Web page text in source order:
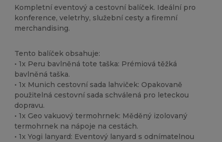
Kompletní eventový a cestovní balíček. Ideální pro
konference, veletrhy, služební cesty a firemní
merchandising.
Tento balíček obsahuje:
• 1x Peru bavlněná tote taška: Prémiová těžká
bavlněná taška.
• 1x Munich cestovní sada lahviček: Opakovaně
použitelná cestovní sada schválená pro leteckou
dopravu.
• 1x Geo vakuový termohrnek: Měděný izolovaný
termohrnek na nápoje na cestách.
• 1x Yogi lanyard: Eventový lanyard s odnímatelnou